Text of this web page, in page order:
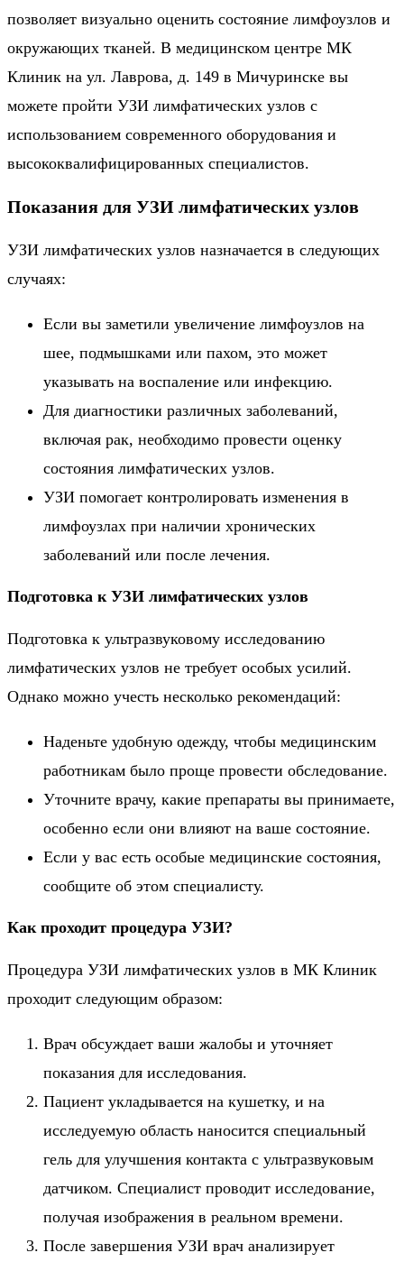
позволяет визуально оценить состояние лимфоузлов и
окружающих тканей. В медицинском центре МК
Клиник на ул. Лаврова, д. 149 в Мичуринске вы
можете пройти УЗИ лимфатических узлов с
использованием современного оборудования и
высококвалифицированных специалистов.
Показания для УЗИ лимфатических узлов
УЗИ лимфатических узлов назначается в следующих
случаях:
Если вы заметили увеличение лимфоузлов на
шее, подмышками или пахом, это может
указывать на воспаление или инфекцию.
Для диагностики различных заболеваний,
включая рак, необходимо провести оценку
состояния лимфатических узлов.
УЗИ помогает контролировать изменения в
лимфоузлах при наличии хронических
заболеваний или после лечения.
Подготовка к УЗИ лимфатических узлов
Подготовка к ультразвуковому исследованию
лимфатических узлов не требует особых усилий.
Однако можно учесть несколько рекомендаций:
Наденьте удобную одежду, чтобы медицинским
работникам было проще провести обследование.
Уточните врачу, какие препараты вы принимаете,
особенно если они влияют на ваше состояние.
Если у вас есть особые медицинские состояния,
сообщите об этом специалисту.
Как проходит процедура УЗИ?
Процедура УЗИ лимфатических узлов в МК Клиник
проходит следующим образом:
Врач обсуждает ваши жалобы и уточняет
показания для исследования.
Пациент укладывается на кушетку, и на
исследуемую область наносится специальный
гель для улучшения контакта с ультразвуковым
датчиком. Специалист проводит исследование,
получая изображения в реальном времени.
После завершения УЗИ врач анализирует